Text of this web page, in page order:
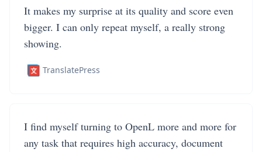
It makes my surprise at its quality and score even
bigger. I can only repeat myself, a really strong
showing.
TranslatePress
I find myself turning to OpenL more and more for
any task that requires high accuracy, document